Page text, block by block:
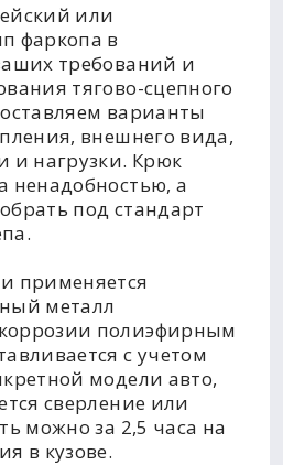
или
фаркопа в
требований и
тягово-сцепного
варианты
внешнего вида,
и нагрузки. Крюк
ненадобностью, а
под стандарт
применяется
металл
полиэфирным
с учетом
модели авто,
сверление или
можно за 2,5 часа на
в кузове.